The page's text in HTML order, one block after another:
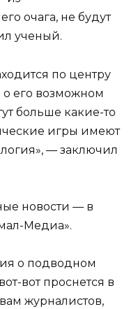
очага, не будут
ученый.
по центру
его возможном
больше какие-то
игры имеют
— заключил
новости — в
Медиа».
о подводном
вот проснется в
журналистов,